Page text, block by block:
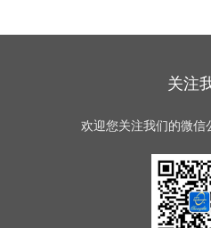
关注
欢迎您关注我们的微信